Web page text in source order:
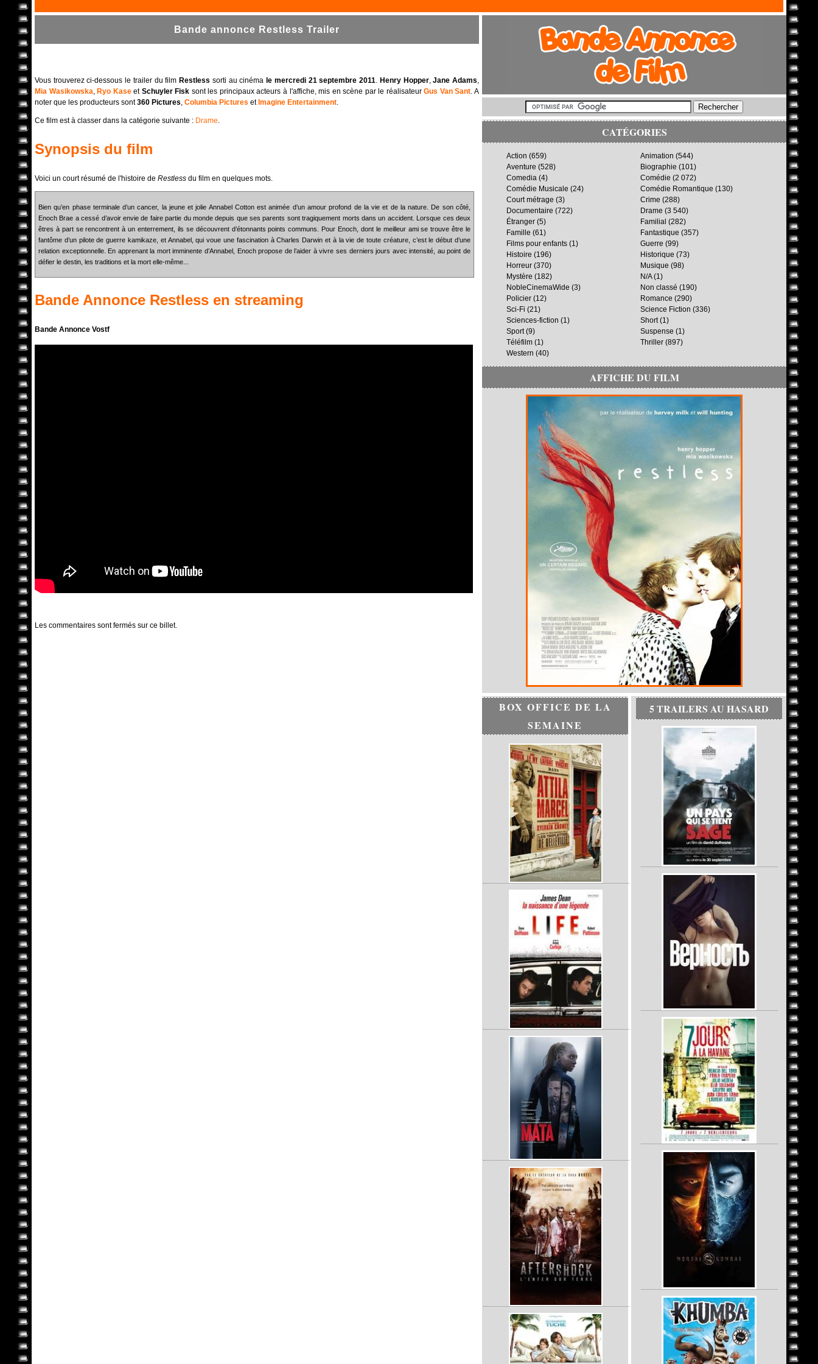
Bande annonce Restless Trailer
Vous trouverez ci-dessous le trailer du film Restless sorti au cinéma le mercredi 21 septembre 2011. Henry Hopper,Jane Adams,
Mia Wasikowska, Ryo Kaseet Schuyler Fisk sont les principaux acteurs à l'affiche, mis en scène par le réalisateurGus Van Sant. A
noter que les producteurs sont360 Pictures, Columbia Pictures et Imagine Entertainment.
Ce film est à classer dans la catégorie suivante : Drame.
Synopsis du film
Voici un court résumé de l'histoire de Restless du film en quelques mots.
Bien qu’en phase terminale d’un cancer, la jeune et jolie Annabel Cotton est animée d’un amour profond de la vie et de la nature. De son côté,
Enoch Brae a cessé d’avoir envie de faire partie du monde depuis que ses parents sont tragiquement morts dans un accident. Lorsque ces deux
êtres à part se rencontrent à un enterrement, ils se découvrent d’étonnants points communs. Pour Enoch, dont le meilleur ami se trouve être le
fantôme d’un pilote de guerre kamikaze, et Annabel, qui voue une fascination à Charles Darwin et à la vie de toute créature, c’est le début d’une
relation exceptionnelle. En apprenant la mort imminente d’Annabel, Enoch propose de l’aider à vivre ses derniers jours avec intensité, au point de
défier le destin, les traditions et la mort elle-même...
Bande Annonce Restless en streaming
Bande Annonce Vostf
Les commentaires sont fermés sur ce billet.
CATÉGORIES
Action (659) Animation (544)
Aventure (528) Biographie (101)
Comedia (4) Comédie (2 072)
Comédie Musicale (24) Comédie Romantique (130)
Court métrage (3) Crime (288)
Documentaire (722) Drame (3 540)
Étranger (5) Familial (282)
Famille (61) Fantastique (357)
Films pour enfants (1) Guerre (99)
Histoire (196) Historique (73)
Horreur (370) Musique (98)
Mystère (182) N/A(1)
NobleCinemaWide (3) Non classé (190)
Policier (12) Romance (290)
Sci-Fi (21) Science Fiction (336)
Sciences-fiction (1) Short(1)
Sport(9) Suspense (1)
Téléfilm (1) Thriller (897)
Western (40)
AFFICHE DU FILM
BOX OFFICE DE LA
SEMAINE
5 TRAILERS AU HASARD